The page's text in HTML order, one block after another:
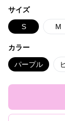
サイズ
S M
カラー
パープル